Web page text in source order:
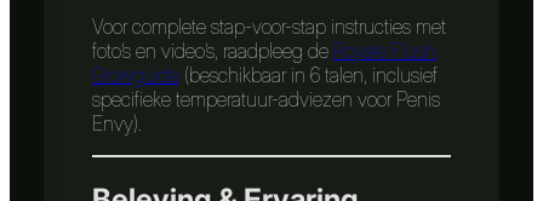
Voor complete stap-voor-stap instructies met
foto’s en video’s, raadpleeg de Royale Flush
Growguide (beschikbaar in 6 talen, inclusief
specifieke temperatuur-adviezen voor Penis
Envy).